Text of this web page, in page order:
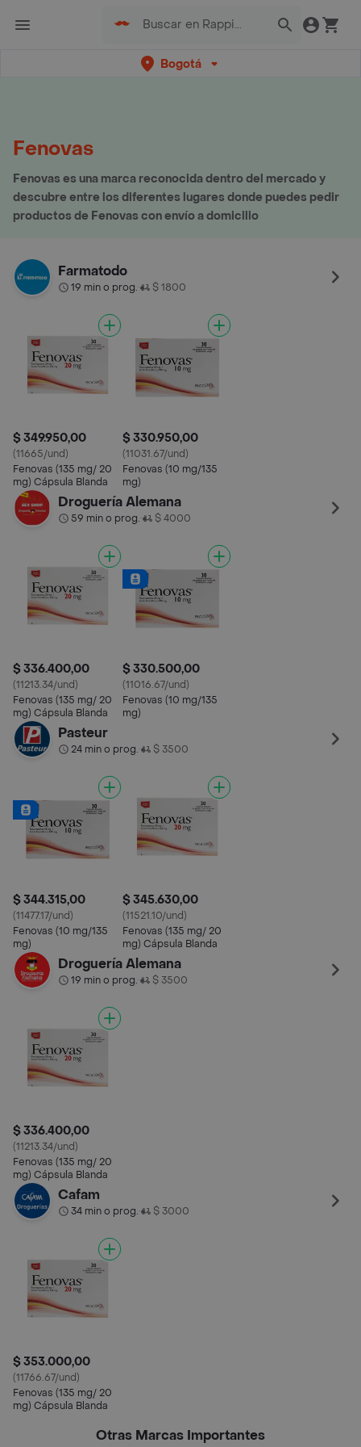
Bogotá
Fenovas
Fenovas es una marca reconocida dentro del mercado y
descubre entre los diferentes lugares donde puedes pedir
productos de Fenovas con envío a domicilio
Farmatodo
19 min o prog.• $ 1800
$ 349.950,00
(11665/und)
Fenovas (135 mg/ 20
mg) Cápsula Blanda
$ 330.950,00
(11031.67/und)
Fenovas (10 mg/135
mg)
Droguería Alemana
59 min o prog.• $ 4000
$ 336.400,00
(11213.34/und)
Fenovas (135 mg/ 20
mg) Cápsula Blanda
$ 330.500,00
(11016.67/und)
Fenovas (10 mg/135
mg)
Pasteur
24 min o prog.• $ 3500
$ 344.315,00
(11477.17/und)
Fenovas (10 mg/135
mg)
$ 345.630,00
(11521.10/und)
Fenovas (135 mg/ 20
mg) Cápsula Blanda
Droguería Alemana
19 min o prog.• $ 3500
$ 336.400,00
(11213.34/und)
Fenovas (135 mg/ 20
mg) Cápsula Blanda
Cafam
34 min o prog.• $ 3000
$ 353.000,00
(11766.67/und)
Fenovas (135 mg/ 20
mg) Cápsula Blanda
Otras Marcas Importantes